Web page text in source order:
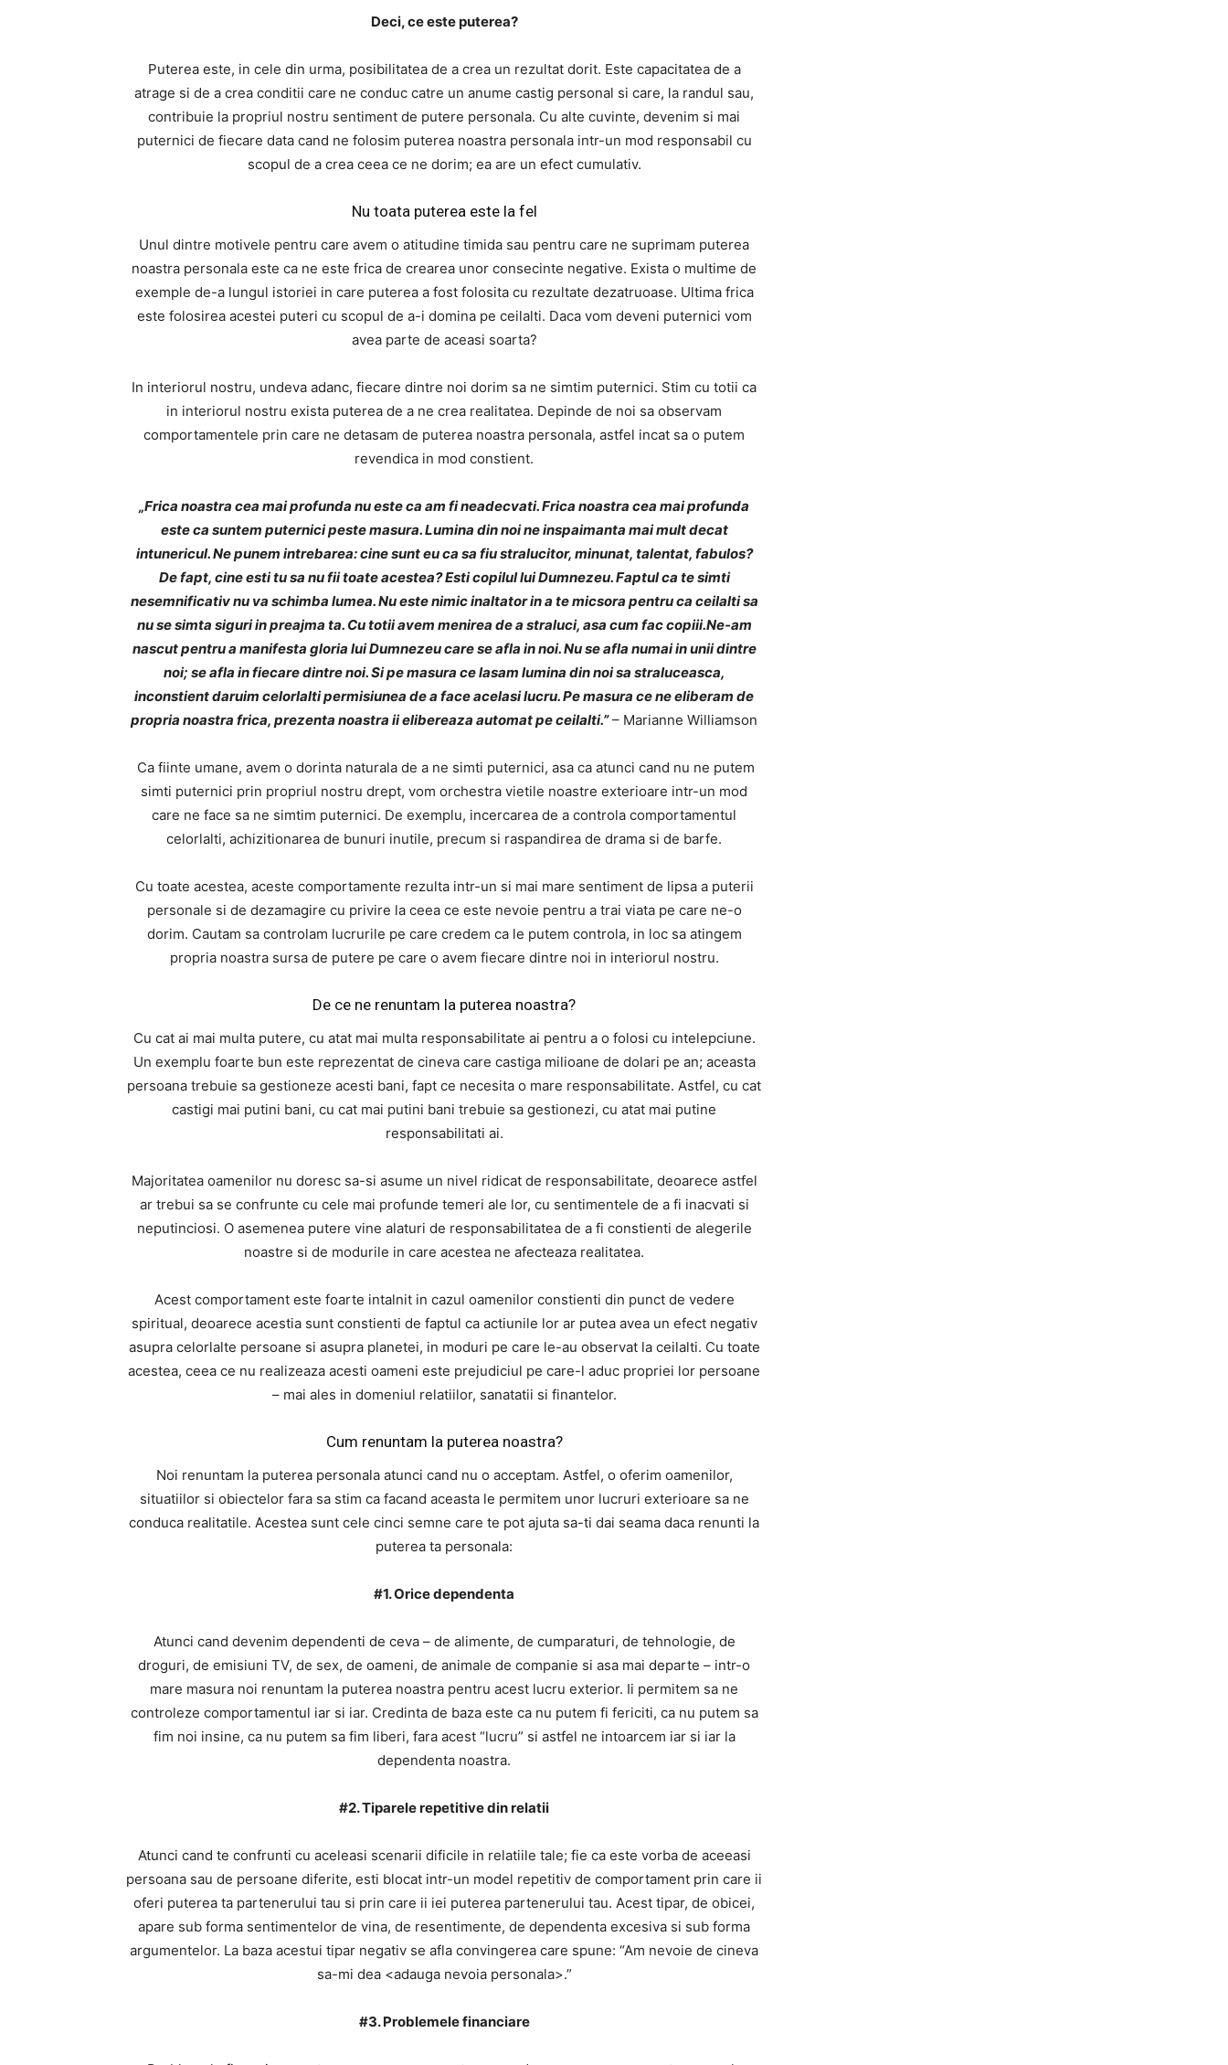
Deci, ce este puterea?
Puterea este, in cele din urma, posibilitatea de a crea un rezultat dorit. Este capacitatea de a
atrage si de a crea conditii care ne conduc catre un anume castig personal si care, la randul sau,
contribuie la propriul nostru sentiment de putere personala. Cu alte cuvinte, devenim si mai
puternici de fiecare data cand ne folosim puterea noastra personala intr-un mod responsabil cu
scopul de a crea ceea ce ne dorim; ea are un efect cumulativ.
Nu toata puterea este la fel
Unul dintre motivele pentru care avem o atitudine timida sau pentru care ne suprimam puterea
noastra personala este ca ne este frica de crearea unor consecinte negative. Exista o multime de
exemple de-a lungul istoriei in care puterea a fost folosita cu rezultate dezatruoase. Ultima frica
este folosirea acestei puteri cu scopul de a-i domina pe ceilalti. Daca vom deveni puternici vom
avea parte de aceasi soarta?
In interiorul nostru, undeva adanc, fiecare dintre noi dorim sa ne simtim puternici. Stim cu totii ca
in interiorul nostru exista puterea de a ne crea realitatea. Depinde de noi sa observam
comportamentele prin care ne detasam de puterea noastra personala, astfel incat sa o putem
revendica in mod constient.
„Frica noastra cea mai profunda nu este ca am fi neadecvati. Frica noastra cea mai profunda
este ca suntem puternici peste masura. Lumina din noi ne inspaimanta mai mult decat
intunericul. Ne punem intrebarea: cine sunt eu ca sa fiu stralucitor, minunat, talentat, fabulos?
De fapt, cine esti tu sa nu fii toate acestea? Esti copilul lui Dumnezeu. Faptul ca te simti
nesemnificativ nu va schimba lumea. Nu este nimic inaltator in a te micsora pentru ca ceilalti sa
nu se simta siguri in preajma ta. Cu totii avem menirea de a straluci, asa cum fac copiii.Ne-am
nascut pentru a manifesta gloria lui Dumnezeu care se afla in noi. Nu se afla numai in unii dintre
noi; se afla in fiecare dintre noi. Si pe masura ce lasam lumina din noi sa straluceasca,
inconstient daruim celorlalti permisiunea de a face acelasi lucru. Pe masura ce ne eliberam de
propria noastra frica, prezenta noastra ii elibereaza automat pe ceilalti.”– Marianne Williamson
Ca fiinte umane, avem o dorinta naturala de a ne simti puternici, asa ca atunci cand nu ne putem
simti puternici prin propriul nostru drept, vom orchestra vietile noastre exterioare intr-un mod
care ne face sa ne simtim puternici. De exemplu, incercarea de a controla comportamentul
celorlalti, achizitionarea de bunuri inutile, precum si raspandirea de drama si de barfe.
Cu toate acestea, aceste comportamente rezulta intr-un si mai mare sentiment de lipsa a puterii
personale si de dezamagire cu privire la ceea ce este nevoie pentru a trai viata pe care ne-o
dorim. Cautam sa controlam lucrurile pe care credem ca le putem controla, in loc sa atingem
propria noastra sursa de putere pe care o avem fiecare dintre noi in interiorul nostru.
De ce ne renuntam la puterea noastra?
Cu cat ai mai multa putere, cu atat mai multa responsabilitate ai pentru a o folosi cu intelepciune.
Un exemplu foarte bun este reprezentat de cineva care castiga milioane de dolari pe an; aceasta
persoana trebuie sa gestioneze acesti bani, fapt ce necesita o mare responsabilitate. Astfel, cu cat
castigi mai putini bani, cu cat mai putini bani trebuie sa gestionezi, cu atat mai putine
responsabilitati ai.
Majoritatea oamenilor nu doresc sa-si asume un nivel ridicat de responsabilitate, deoarece astfel
ar trebui sa se confrunte cu cele mai profunde temeri ale lor, cu sentimentele de a fi inacvati si
neputinciosi. O asemenea putere vine alaturi de responsabilitatea de a fi constienti de alegerile
noastre si de modurile in care acestea ne afecteaza realitatea.
Acest comportament este foarte intalnit in cazul oamenilor constienti din punct de vedere
spiritual, deoarece acestia sunt constienti de faptul ca actiunile lor ar putea avea un efect negativ
asupra celorlalte persoane si asupra planetei, in moduri pe care le-au observat la ceilalti. Cu toate
acestea, ceea ce nu realizeaza acesti oameni este prejudiciul pe care-l aduc propriei lor persoane
– mai ales in domeniul relatiilor, sanatatii si finantelor.
Cum renuntam la puterea noastra?
Noi renuntam la puterea personala atunci cand nu o acceptam. Astfel, o oferim oamenilor,
situatiilor si obiectelor fara sa stim ca facand aceasta le permitem unor lucruri exterioare sa ne
conduca realitatile. Acestea sunt cele cinci semne care te pot ajuta sa-ti dai seama daca renunti la
puterea ta personala:
#1. Orice dependenta
Atunci cand devenim dependenti de ceva – de alimente, de cumparaturi, de tehnologie, de
droguri, de emisiuni TV, de sex, de oameni, de animale de companie si asa mai departe – intr-o
mare masura noi renuntam la puterea noastra pentru acest lucru exterior. Ii permitem sa ne
controleze comportamentul iar si iar. Credinta de baza este ca nu putem fi fericiti, ca nu putem sa
fim noi insine, ca nu putem sa fim liberi, fara acest “lucru” si astfel ne intoarcem iar si iar la
dependenta noastra.
#2. Tiparele repetitive din relatii
Atunci cand te confrunti cu aceleasi scenarii dificile in relatiile tale; fie ca este vorba de aceeasi
persoana sau de persoane diferite, esti blocat intr-un model repetitiv de comportament prin care ii
oferi puterea ta partenerului tau si prin care ii iei puterea partenerului tau. Acest tipar, de obicei,
apare sub forma sentimentelor de vina, de resentimente, de dependenta excesiva si sub forma
argumentelor. La baza acestui tipar negativ se afla convingerea care spune: “Am nevoie de cineva
sa-mi dea <adauga nevoia personala>.”
#3. Problemele financiare